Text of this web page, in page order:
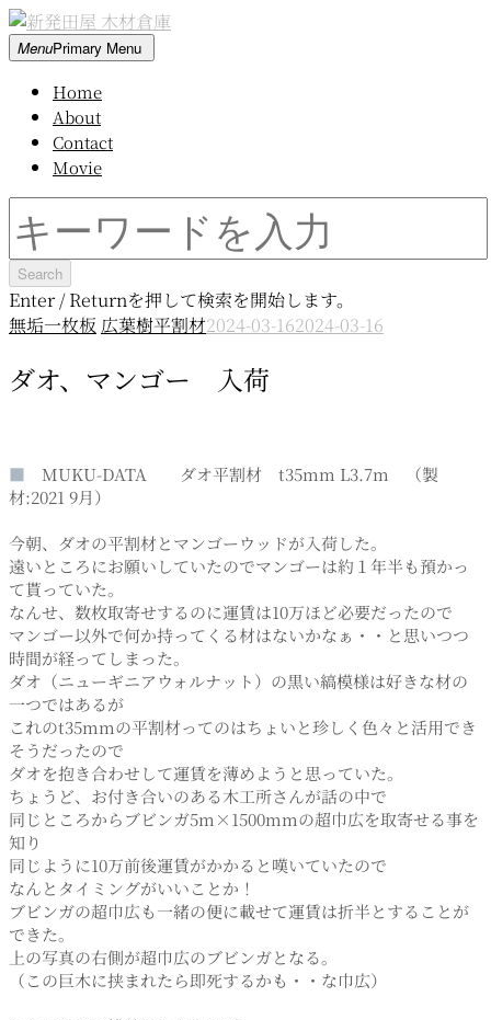
Skip
to
新
倉
庫
MenuPrimary Menu
Home
About
Contact
Movie
for:
Enter / Returnを押して検索を開始します。
無垢一枚板 広葉樹平割材2024-03-162024-03-16
ダオ、マンゴー 入荷
■ MUKU-DATA ダオ平割材 t35mm L3.7m （製
材:2021 9月）
今朝、ダオの平割材とマンゴーウッドが入荷した。
遠いところにお願いしていたのでマンゴーは約１年半も預かっ
て貰っていた。
なんせ、数枚取寄せするのに運賃は10万ほど必要だったので
マンゴー以外で何か持ってくる材はないかなぁ・・と思いつつ
時間が経ってしまった。
ダオ（ニューギニアウォルナット）の黒い縞模様は好きな材の
一つではあるが
これのt35mmの平割材ってのはちょいと珍しく色々と活用でき
そうだったので
ダオを抱き合わせして運賃を薄めようと思っていた。
ちょうど、お付き合いのある木工所さんが話の中で
同じところからブビンガ5m×1500mmの超巾広を取寄せる事を
知り
同じように10万前後運賃がかかると嘆いていたので
なんとタイミングがいいことか！
ブビンガの超巾広も一緒の便に載せて運賃は折半とすることが
できた。
上の写真の右側が超巾広のブビンガとなる。
（この巨木に挟まれたら即死するかも・・な巾広）